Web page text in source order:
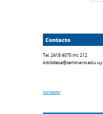
Contacto
Tel. 2418 4075 int. 212
biblioteca@seminario.edu.uy
contacto